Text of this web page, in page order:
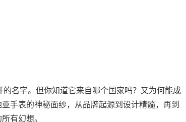
名字。但你知道它来自哪个国家吗？又为何能成
手表的神秘面纱，从品牌起源到设计精髓，再到
有幻想。